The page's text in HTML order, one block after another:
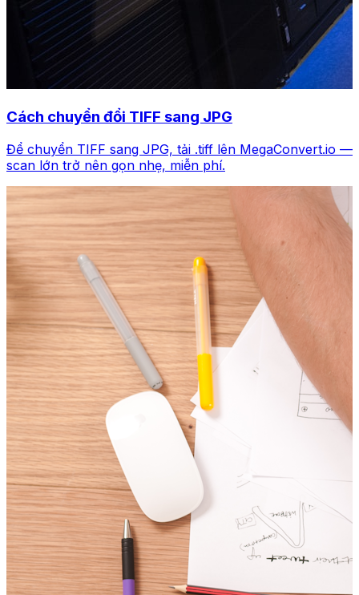
Cách chuyển đổi TIFF sang JPG
Để chuyển TIFF sang JPG, tải .tiff lên MegaConvert.io —
scan lớn trở nên gọn nhẹ, miễn phí.